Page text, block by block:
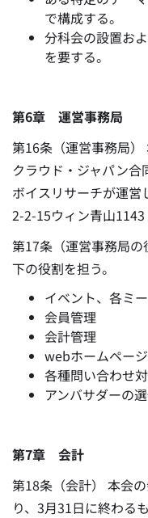
で構成する。
分科会の設置お
を要する。
第6章 運営事務局
第16条（運営事務局）
クラウド・ジャパン
ボイスリサーチが運
2-2-15ウィン青山1143
第17条（運営事務局
下の役割を担う。
イベント、各ミ
会員管理
会計管理
webホームペー
各種問い合わせ
アンバサダーの
第7章 会計
第18条（会計） 本会
り、3月31日に終わる